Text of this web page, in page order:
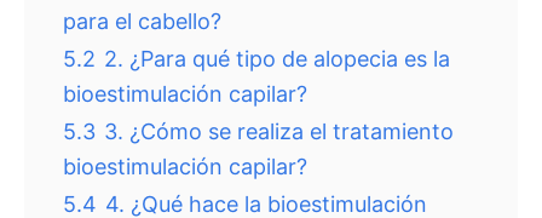
para el cabello?
5.2 2. ¿Para qué tipo de alopecia es la
bioestimulación capilar?
5.3 3. ¿Cómo se realiza el tratamiento
bioestimulación capilar?
5.4 4. ¿Qué hace la bioestimulación